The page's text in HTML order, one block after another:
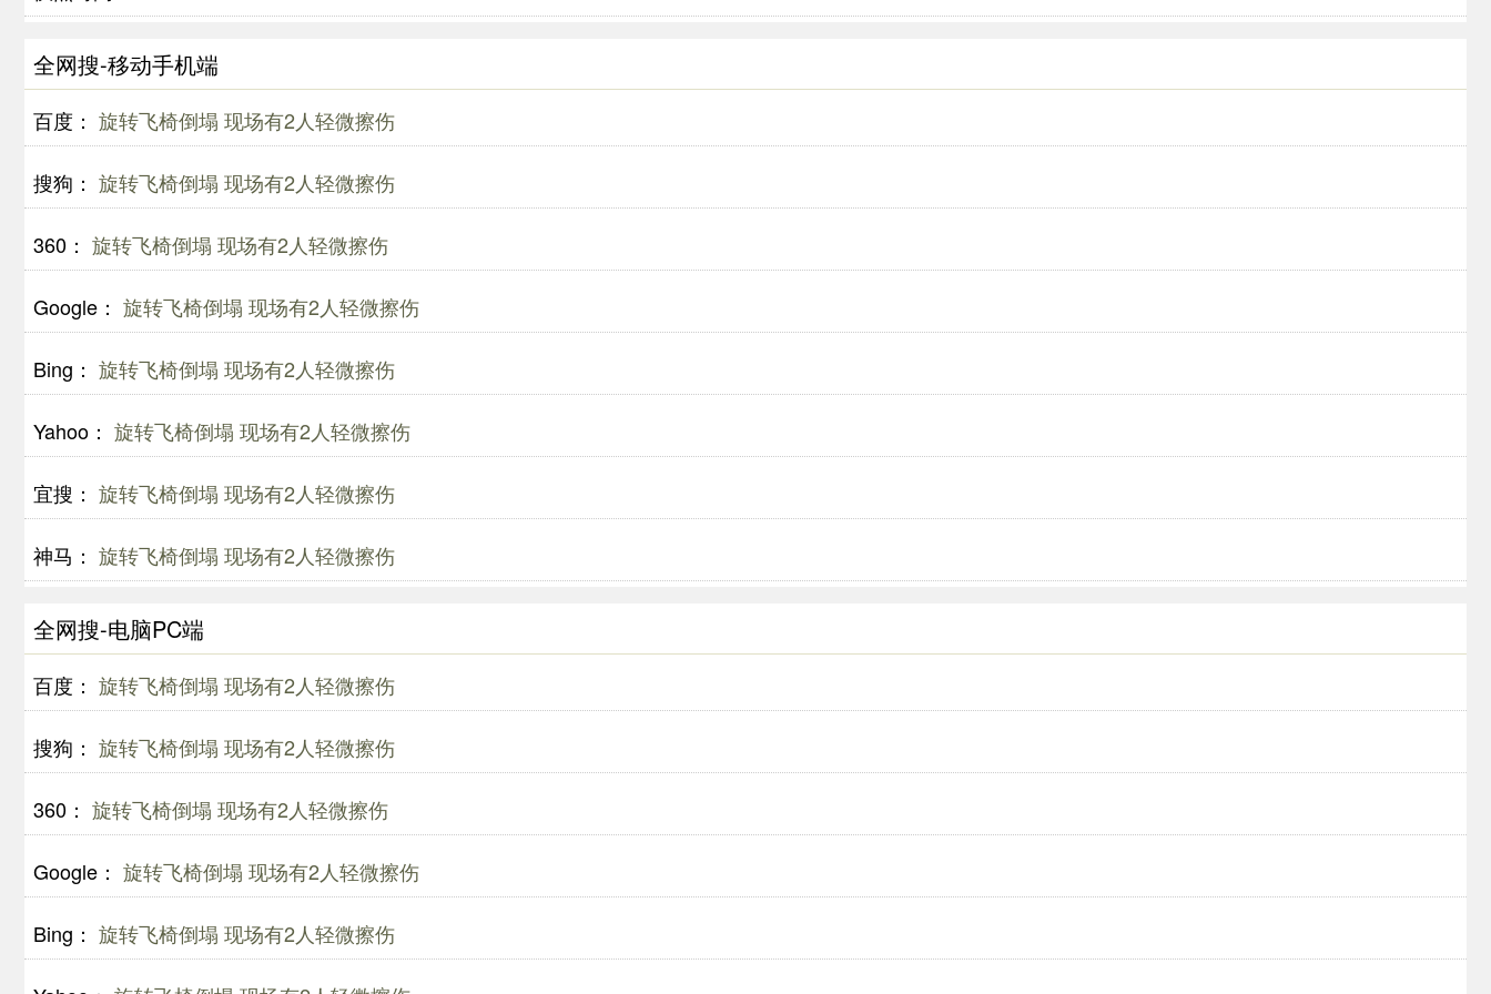
全网搜-移动手机端
百度： 旋转飞椅倒塌 现场有2人轻微擦伤
搜狗： 旋转飞椅倒塌 现场有2人轻微擦伤
360： 旋转飞椅倒塌 现场有2人轻微擦伤
Google： 旋转飞椅倒塌 现场有2人轻微擦伤
Bing： 旋转飞椅倒塌 现场有2人轻微擦伤
Yahoo： 旋转飞椅倒塌 现场有2人轻微擦伤
宜搜： 旋转飞椅倒塌 现场有2人轻微擦伤
神马： 旋转飞椅倒塌 现场有2人轻微擦伤
全网搜-电脑PC端
百度： 旋转飞椅倒塌 现场有2人轻微擦伤
搜狗： 旋转飞椅倒塌 现场有2人轻微擦伤
360： 旋转飞椅倒塌 现场有2人轻微擦伤
Google： 旋转飞椅倒塌 现场有2人轻微擦伤
Bing： 旋转飞椅倒塌 现场有2人轻微擦伤